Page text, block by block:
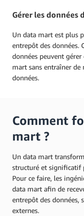
Gérer les données
Un data mart est plus
entrepôt des données.
données peuvent
mart sans entraîner de
données.
Comment
mart ?
Un data mart
structuré et significatif
Pour ce faire, les
data mart afin de
entrepôt des données,
externes.